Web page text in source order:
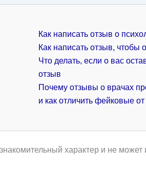
Как написать отзыв о
Как написать отзыв, чтобы
Что делать, если о вас
отзыв
Почему отзывы о врачах
и как отличить фейковые
характер и не может